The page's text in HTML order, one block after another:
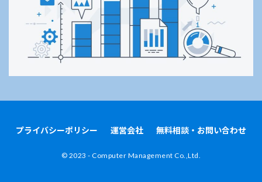
プライバシーポリシー 運営会社 無料相談・お問い合わせ
©︎ 2023 - Computer Management Co.,Ltd.